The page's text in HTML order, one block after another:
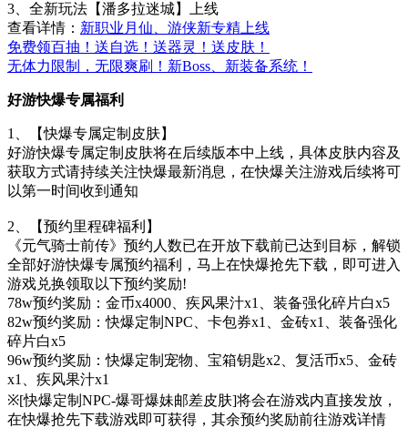
3、全新玩法【潘多拉迷城】上线
查看详情： 新职业月仙、游侠新专精上线
免费领百抽！送自选！送器灵！送皮肤！
无体力限制，无限爽刷！新Boss、新装备系统！
好游快爆专属福利
1、【快爆专属定制皮肤】
好游快爆专属定制皮肤将在后续版本中上线，具体皮肤内容及
获取方式请持续关注快爆最新消息，在快爆关注游戏后续将可
以第一时间收到通知
2、【预约里程碑福利】
《元气骑士前传》预约人数已在开放下载前已达到目标，解锁
全部好游快爆专属预约福利，马上在快爆抢先下载，即可进入
游戏兑换领取以下预约奖励!
78w预约奖励：金币x4000、疾风果汁x1、装备强化碎片白x5
82w预约奖励：快爆定制NPC、卡包券x1、金砖x1、装备强化
碎片白x5
96w预约奖励：快爆定制宠物、宝箱钥匙x2、复活币x5、金砖
x1、疾风果汁x1
※[快爆定制NPC-爆哥爆妹邮差皮肤]将会在游戏内直接发放，
在快爆抢先下载游戏即可获得，其余预约奖励前往游戏详情